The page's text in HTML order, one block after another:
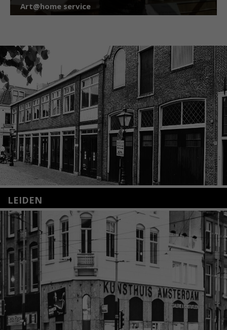
Art@home service
LEIDEN
Nieuwstraat 35
2312 KA Leiden
+31(0)71 – 52 84 480
info@kunsthuisleiden.nl
Lees meer